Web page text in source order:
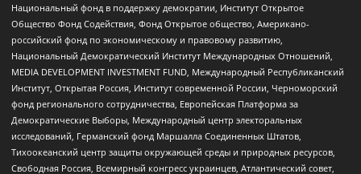
Национальный фонд в поддержку демократии, Институт Открытое
Общество Фонд Содействия, Фонд Открытое общество, Американо-
российский фонд по экономическому и правовому развитию,
Национальный Демократический Институт Международных Отношений,
MEDIA DEVELOPMENT INVESTMENT FUND, Международный Республиканский
Институт, Открытая Россия, Институт современной России, Черноморский
фонд регионального сотрудничества, Европейская Платформа за
Демократические Выборы, Международный центр электоральных
исследований, Германский фонд Маршалла Соединенных Штатов,
Тихоокеанский центр защиты окружающей среды и природных ресурсов,
Свободная Россия, Всемирный конгресс украинцев, Атлантический совет,